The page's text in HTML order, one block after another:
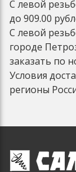
С левой
до 909.00
С левой
городе
заказать по
Условия
регионы